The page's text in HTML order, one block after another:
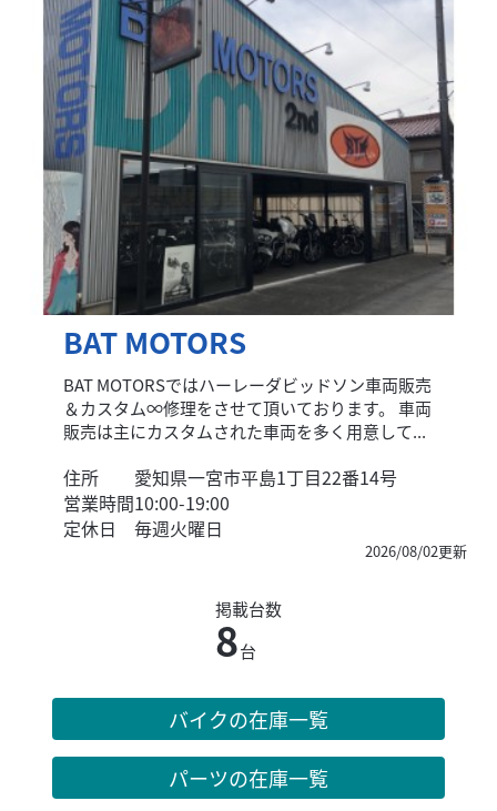
BAT MOTORS
BAT MOTORSではハーレーダビッドソン車両販売
＆カスタム∞修理をさせて頂いております。 車両
販売は主にカスタムされた車両を多く用意して...
住所
愛知県一宮市平島1丁目22番14号
営業時間10:00-19:00
定休日
毎週火曜日
2026/08/02更新
掲載台数
8台
バイクの在庫一覧
パーツの在庫一覧